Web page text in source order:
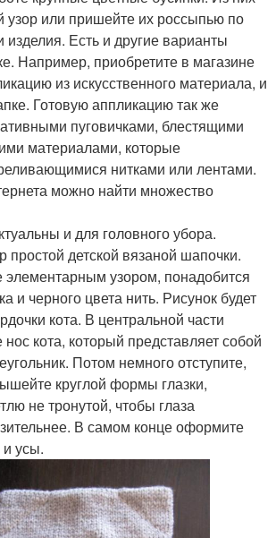
узор или пришейте их россыпью по
изделия. Есть и другие варианты
Например, приобретите в магазине
из искусственного материала, и
Готовую аппликацию так же
пуговичками, блестящими
материалами, которые
нитками или лентами.
можно найти множество
и для головного убора.
детской вязаной шапочки.
узором, понадобится
и черного цвета нить. Рисунок будет
кота. В центральной части
кота, который представляет собой
Потом немного отступите,
круглой формы глазки,
не тронутой, чтобы глаза
В самом конце оформите
усы.